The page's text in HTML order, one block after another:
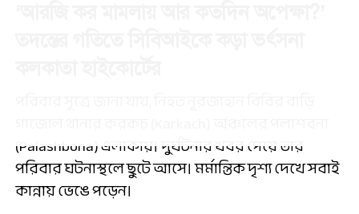
(Palashbona) এলাকায়। দুর্ঘটনার খবর পেয়ে তার
পরিবার ঘটনাস্থলে ছুটে আসে। মর্মান্তিক দৃশ্য দেখে সবাই
কান্নায় ভেঙে পড়েন।